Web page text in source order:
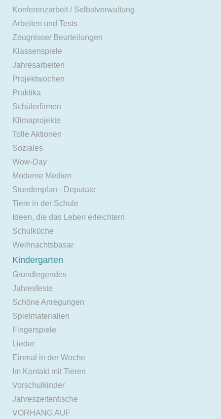
Konferenzarbeit / Selbstverwaltung
Arbeiten und Tests
Zeugnisse/ Beurteilungen
Klassenspiele
Jahresarbeiten
Projektwochen
Praktika
Schülerfirmen
Klimaprojekte
Tolle Aktionen
Soziales
Wow-Day
Moderne Medien
Stundenplan - Deputate
Tiere in der Schule
Ideen, die das Leben erleichtern
Schulküche
Weihnachtsbasar
Kindergarten
Grundlegendes
Jahresfeste
Schöne Anregungen
Spielmaterialien
Fingerspiele
Lieder
Einmal in der Woche
Im Kontakt mit Tieren
Vorschulkinder
Jahreszeitentische
VORHANG AUF